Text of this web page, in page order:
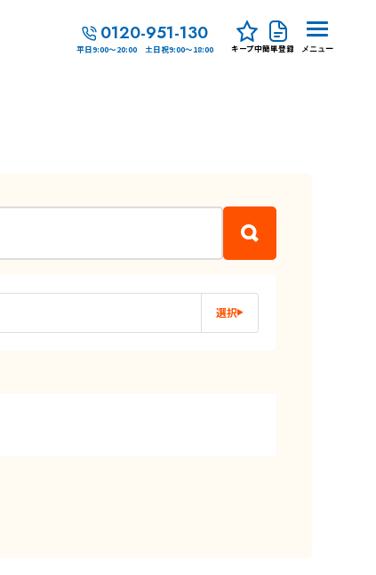
0120-951-130
平日9:00～20:00 土日祝9:00～18:00 キープ中簡単登録 メニュー
選択